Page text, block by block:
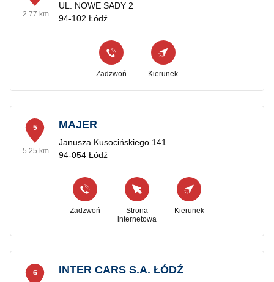
2.77 km
UL. NOWE SADY 2
94-102 Łódź
Zadzwoń Kierunek
5
5.25 km
MAJER
Janusza Kusocińskiego 141
94-054 Łódź
Zadzwoń
Strona
internetowa
Kierunek
6 INTER CARS S.A. ŁÓDŹ